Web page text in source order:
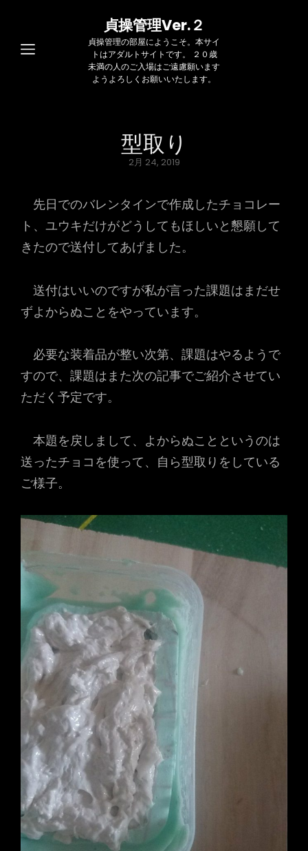
貞操管理Ver.２
貞操管理の部屋にようこそ。本サイ
トはアダルトサイトです。 ２０歳
未満の人のご入場はご遠慮願います
ようよろしくお願いいたします。
型取り
Posted
2月 24, 2019
先日でのバレンタインで作成したチョコレー
ト、ユウキだけがどうしてもほしいと懇願して
きたので送付してあげました。
送付はいいのですが私が言った課題はまだせ
ずよからぬことをやっています。
必要な装着品が整い次第、課題はやるようで
すので、課題はまた次の記事でご紹介させてい
ただく予定です。
本題を戻しまして、よからぬことというのは
送ったチョコを使って、自ら型取りをしている
ご様子。